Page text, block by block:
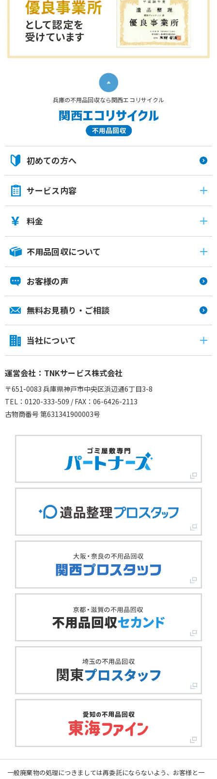
兵庫の不用品回収なら関西エコリサイクル
初めての方へ
サービス内容
料金
不用品回収について
お客様の声
無料お見積り・ご相談
当社について
運営会社：TNKサービス株式会社
〒651-0083 兵庫県神戸市中央区浜辺通6丁目3-8
TEL：0120-333-509 / FAX：06-6426-2113
古物商番号 第631341900003号
一般廃棄物の処理につきましては再委託にならないよう、お客様と一